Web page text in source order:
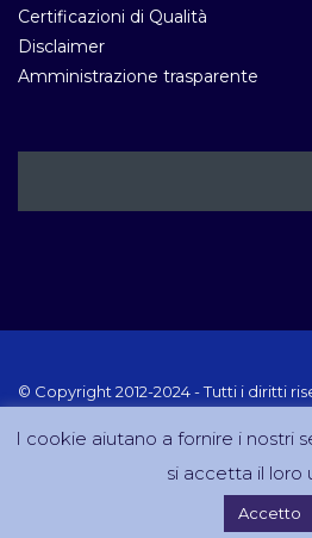
Certificazioni di Qualità
Disclaimer
Amministrazione trasparente
© Copyright 2012-2024 - Tutti i diritti
I cookie aiutano a fornire i nostri
si accetta il loro
Accetto